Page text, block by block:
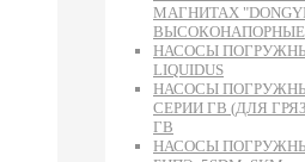
МАГНИТАХ
ВЫСОКОНАПОРНЫЕ
НАСОСЫ
LIQUIDUS
НАСОСЫ
СЕРИИ ГВ (ДЛЯ
ГВ
НАСОСЫ